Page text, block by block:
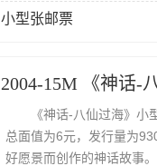
小型张邮票
2004-15M 《神话-
《神话-八仙过海》小型
总面值为6元，发行量为
好愿景而创作的神话故事。